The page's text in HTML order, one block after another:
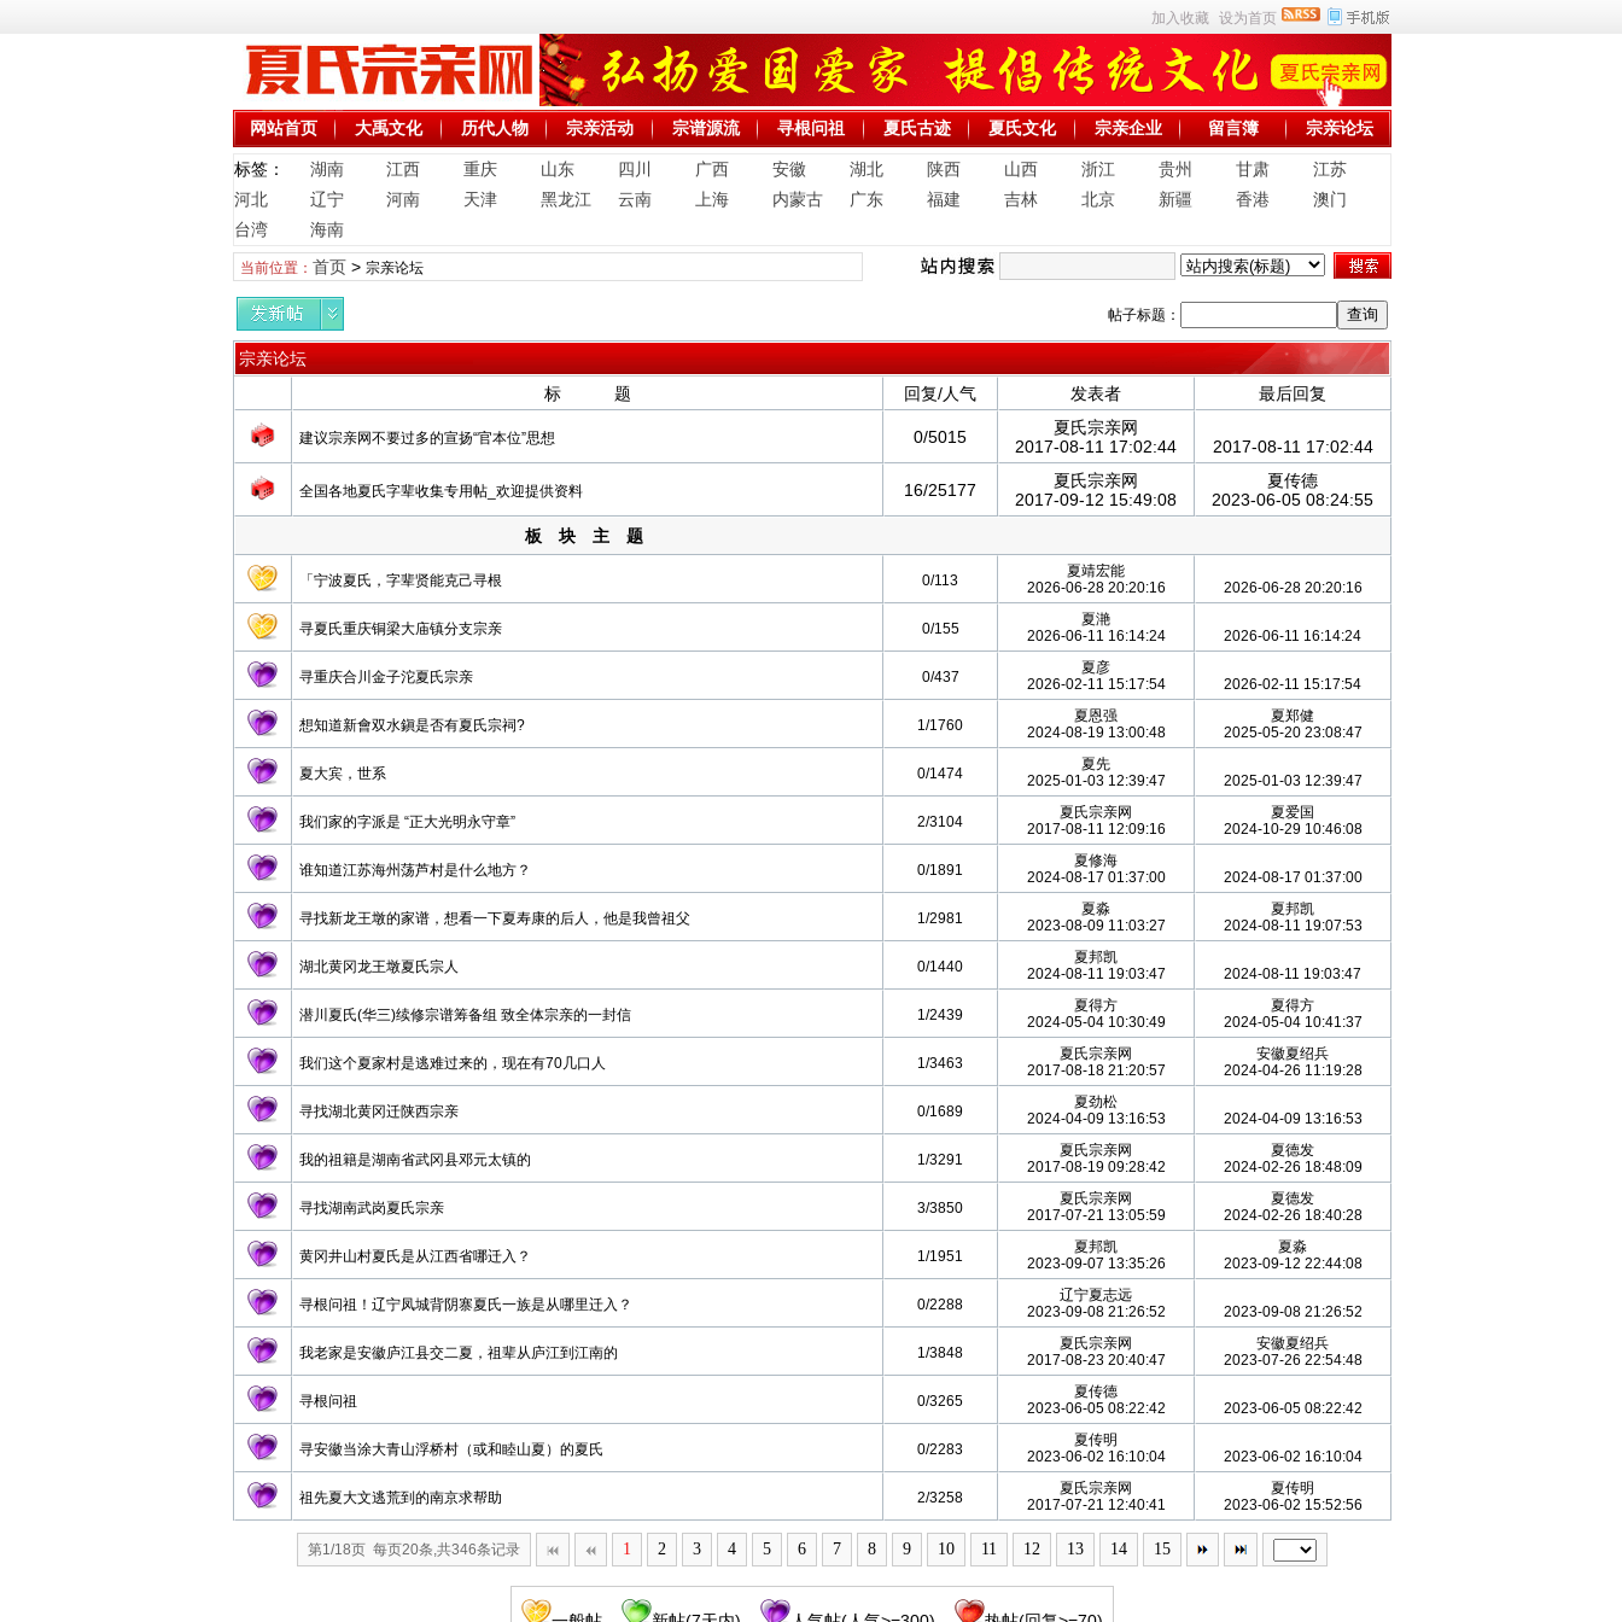
加入收藏 设为首页
网站首页 大禹文化 历代人物 宗亲活动 宗谱源流 寻根问祖 夏氏古迹 夏氏文化 宗亲企业 留言簿 宗亲论坛
标签： 湖南 江西 重庆 山东 四川 广西 安徽 湖北 陕西 山西 浙江 贵州 甘肃
江苏
河北
辽宁 河南 天津 黑龙江 云南 上海 内蒙古 广东 福建 吉林 北京 新疆 香港
澳门
台湾
海南
当前位置： 首页> 宗亲论坛
帖子标题：
宗亲论坛
标 题
回复/人气 发表者 最后回复
建议宗亲网不要过多的宣扬“官本位”思想 0/5015
夏氏宗亲网
2017-08-11 17:02:44
2017-08-11 17:02:44
全国各地夏氏字辈收集专用帖_欢迎提供资料 16/25177
夏氏宗亲网
2017-09-12 15:49:08
夏传德
2023-06-05 08:24:55
板 块 主 题
「宁波夏氏，字辈贤能克己寻根 0/113
夏靖宏能
2026-06-28 20:20:16
2026-06-28 20:20:16
寻夏氏重庆铜梁大庙镇分支宗亲 0/155
夏滟
2026-06-11 16:14:24
2026-06-11 16:14:24
寻重庆合川金子沱夏氏宗亲 0/437
夏彦
2026-02-11 15:17:54
2026-02-11 15:17:54
想知道新會双水鎭是否有夏氏宗祠? 1/1760
夏恩强
2024-08-19 13:00:48
夏郑健
2025-05-20 23:08:47
夏大宾，世系 0/1474
夏先
2025-01-03 12:39:47
2025-01-03 12:39:47
我们家的字派是 “正大光明永守章” 2/3104
夏氏宗亲网
2017-08-11 12:09:16
夏爱国
2024-10-29 10:46:08
谁知道江苏海州荡芦村是什么地方？ 0/1891
夏修海
2024-08-17 01:37:00
2024-08-17 01:37:00
寻找新龙王墩的家谱，想看一下夏寿康的后人，他是我曾祖父 1/2981
夏淼
2023-08-09 11:03:27
夏邦凯
2024-08-11 19:07:53
湖北黄冈龙王墩夏氏宗人 0/1440
夏邦凯
2024-08-11 19:03:47
2024-08-11 19:03:47
潜川夏氏(华三)续修宗谱筹备组 致全体宗亲的一封信 1/2439
夏得方
2024-05-04 10:30:49
夏得方
2024-05-04 10:41:37
我们这个夏家村是逃难过来的，现在有70几口人 1/3463
夏氏宗亲网
2017-08-18 21:20:57
安徽夏绍兵
2024-04-26 11:19:28
寻找湖北黄冈迁陕西宗亲 0/1689
夏劲松
2024-04-09 13:16:53
2024-04-09 13:16:53
我的祖籍是湖南省武冈县邓元太镇的 1/3291
夏氏宗亲网
2017-08-19 09:28:42
夏德发
2024-02-26 18:48:09
寻找湖南武岗夏氏宗亲 3/3850
夏氏宗亲网
2017-07-21 13:05:59
夏德发
2024-02-26 18:40:28
黄冈井山村夏氏是从江西省哪迁入？ 1/1951
夏邦凯
2023-09-07 13:35:26
夏淼
2023-09-12 22:44:08
寻根问祖！辽宁凤城背阴寨夏氏一族是从哪里迁入？ 0/2288
辽宁夏志远
2023-09-08 21:26:52
2023-09-08 21:26:52
我老家是安徽庐江县交二夏，祖辈从庐江到江南的 1/3848
夏氏宗亲网
2017-08-23 20:40:47
安徽夏绍兵
2023-07-26 22:54:48
寻根问祖 0/3265
夏传德
2023-06-05 08:22:42
2023-06-05 08:22:42
寻安徽当涂大青山浮桥村（或和睦山夏）的夏氏 0/2283
夏传明
2023-06-02 16:10:04
2023-06-02 16:10:04
祖先夏大文逃荒到的南京求帮助 2/3258
夏氏宗亲网
2017-07-21 12:40:41
夏传明
2023-06-02 15:52:56
第1/18页 每页20条,共346条记录 1 2 3 4 5 6 7 8 9 10 11 12 13 14 15